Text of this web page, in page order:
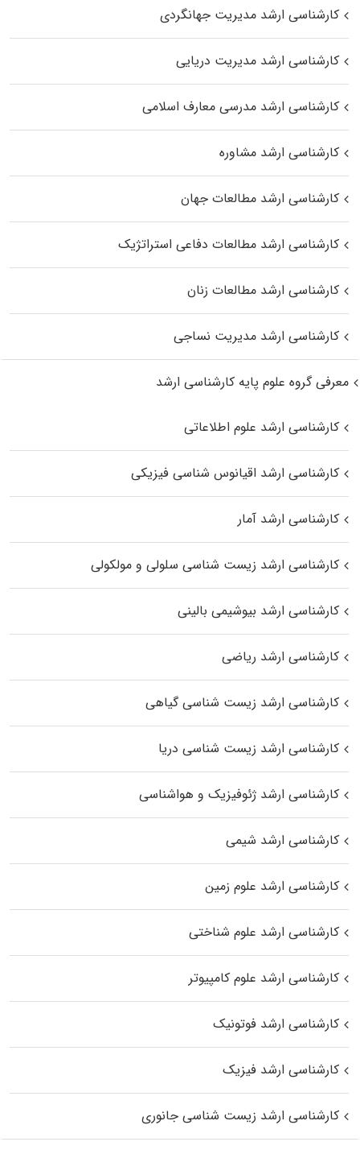
کارشناسی ارشد مدیریت جهانگردی
کارشناسی ارشد مدیریت دریایی
کارشناسی ارشد مدرسی معارف اسلامی
کارشناسی ارشد مشاوره
کارشناسی ارشد مطالعات جهان
کارشناسی ارشد مطالعات دفاعی استراتژیک
کارشناسی ارشد مطالعات زنان
کارشناسی ارشد مدیریت نساجی
معرفی گروه علوم پایه کارشناسی ارشد
کارشناسی ارشد علوم اطلاعاتی
کارشناسی ارشد اقیانوس‌ شناسی فیزیکی
کارشناسی ارشد آمار
کارشناسی ارشد زیست شناسی سلولی و مولکولی
کارشناسی ارشد بیوشیمی بالینی
کارشناسی ارشد ریاضی
کارشناسی ارشد زیست‌ شناسی گیاهی
کارشناسی ارشد زیست‌ شناسی دریا
کارشناسی ارشد ژئوفیزیک و هواشناسی
کارشناسی ارشد شیمی
کارشناسی ارشد علوم زمین
کارشناسی ارشد علوم شناختی
کارشناسی ارشد علوم کامپیوتر
کارشناسی ارشد فوتونیک
کارشناسی ارشد فیزیک
کارشناسی ارشد زیست‌ شناسی جانوری